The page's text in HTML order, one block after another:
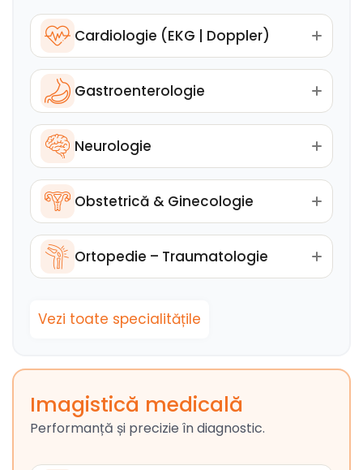
Cardiologie (EKG | Doppler)
Gastroenterologie
Neurologie
Obstetrică & Ginecologie
Ortopedie – Traumatologie
Vezi toate specialitățile
Imagistică medicală
Performanță și precizie în diagnostic.